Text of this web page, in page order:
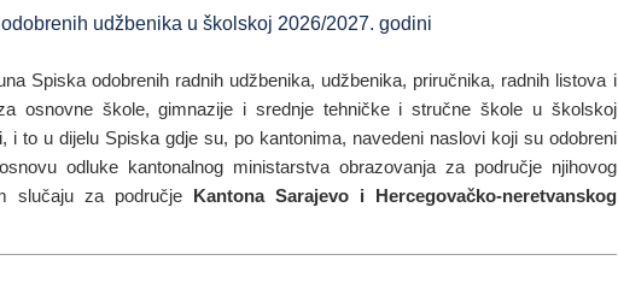
udžbenika u školskoj 2026/2027. godini
Spiska odobrenih radnih udžbenika, udžbenika, priručnika, radnih listova i
osnovne škole, gimnazije i srednje tehničke i stručne škole u školskoj
i to u dijelu Spiska gdje su, po kantonima, navedeni naslovi koji su odobreni
odluke kantonalnog ministarstva obrazovanja za područje njihovog
slučaju za područje Kantona Sarajevo i Hercegovačko-neretvanskog